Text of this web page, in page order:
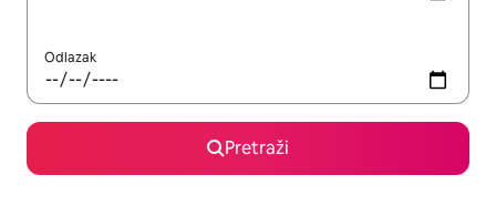
Odlazak
Pretraži